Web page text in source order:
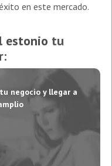
en este mercado.
estonio tu
negocio y llegar a